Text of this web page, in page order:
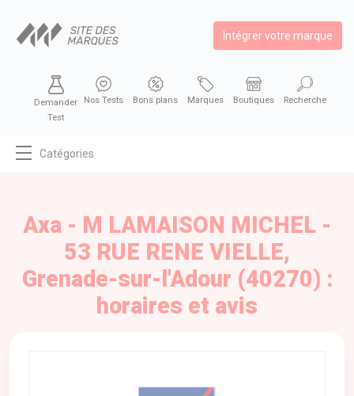
Intégrer votre marque
Demander
Test
Nos Tests Bons plans Marques Boutiques Recherche
Catégories
Axa - M LAMAISON MICHEL -
53 RUE RENE VIELLE,
Grenade-sur-l'Adour (40270) :
horaires et avis